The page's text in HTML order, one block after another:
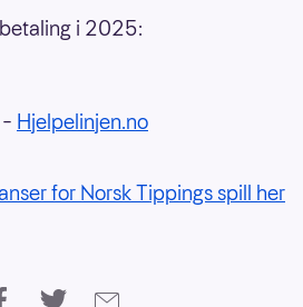
i 2025:
– Hjelpelinjen.no
for Norsk Tippings spill her